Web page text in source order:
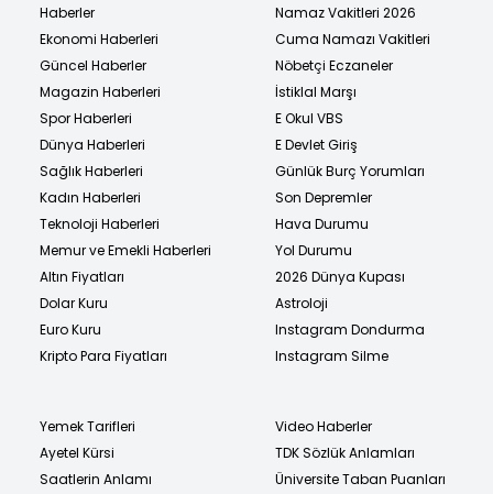
Haberler
Ekonomi Haberleri
Güncel Haberler
Magazin Haberleri
Spor Haberleri
Dünya Haberleri
Sağlık Haberleri
Kadın Haberleri
Teknoloji Haberleri
Memur ve Emekli Haberleri
Altın Fiyatları
Dolar Kuru
Euro Kuru
Kripto Para Fiyatları
Namaz Vakitleri 2026
Cuma Namazı Vakitleri
Nöbetçi Eczaneler
İstiklal Marşı
E Okul VBS
E Devlet Giriş
Günlük Burç Yorumları
Son Depremler
Hava Durumu
Yol Durumu
2026 Dünya Kupası
Astroloji
Instagram Dondurma
Instagram Silme
Yemek Tarifleri
Ayetel Kürsi
Saatlerin Anlamı
Video Haberler
TDK Sözlük Anlamları
Üniversite Taban Puanları